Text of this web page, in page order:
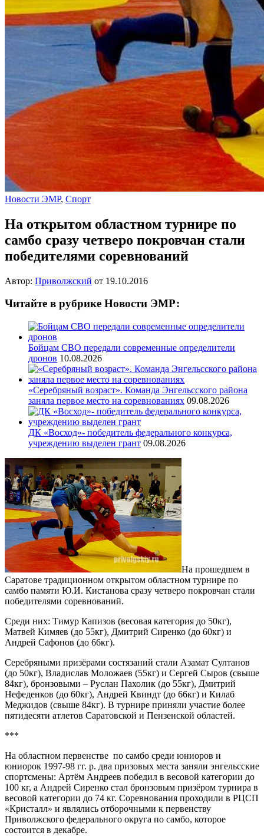
Новости ЭМР, Спорт
На открытом областном турнире по
самбо сразу четверо покровчан стали
победителями соревнований
Автор: Приволжский от 19.10.2016
Читайте в рубрике Новости ЭМР:
Бойцам СВО передали современные определители
дронов 10.08.2026
«Серебряный возраст». Команда Энгельсского района
заняла первое место на соревнованиях 09.08.2026
ДК «Восход»- победитель федерального конкурса,
учреждению выделен грант 09.08.2026
На прошедшем в
Саратове традиционном открытом областном турнире по
самбо памяти Ю.И. Кистанова сразу четверо покровчан стали
победителями соревнований.
Среди них: Тимур Капизов (весовая категория до 50кг),
Матвей Кимяев (до 55кг), Дмитрий Сиренко (до 60кг) и
Андрей Сафонов (до 66кг).
Серебряными призёрами состязаний стали Азамат Султанов
(до 50кг), Владислав Моложаев (55кг) и Сергей Сыров (свыше
84кг), бронзовыми – Руслан Пахолик (до 55кг), Дмитрий
Нефеденков (до 60кг), Андрей Квиндт (до 66кг) и Килаб
Меджидов (свыше 84кг). В турнире приняли участие более
пятидесяти атлетов Саратовской и Пензенской областей.
***
На областном первенстве по самбо среди юниоров и
юниорок 1997-98 гг. р. два призовых места заняли энгельсские
спортсмены: Артём Андреев победил в весовой категории до
100 кг, а Андрей Сиренко стал бронзовым призёром турнира в
весовой категории до 74 кг. Соревнования проходили в РЦСП
«Кристалл» и являлись отборочными к первенству
Приволжского федерального округа по самбо, которое
состоится в декабре.